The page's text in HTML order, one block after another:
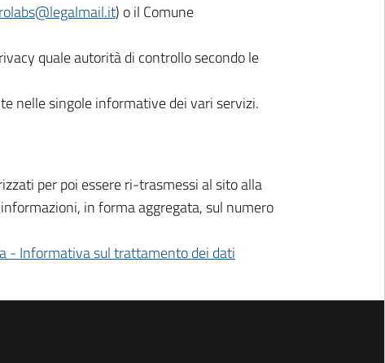
) o il Comune
quale autorità di controllo secondo le
nelle singole informative dei vari servizi.
per poi essere ri-trasmessi al sito alla
in forma aggregata, sul numero
- Informativa sul trattamento dei dati